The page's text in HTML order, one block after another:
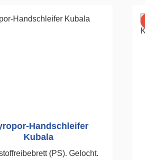
Handschleifer
Kubala
(PS). Gelocht.